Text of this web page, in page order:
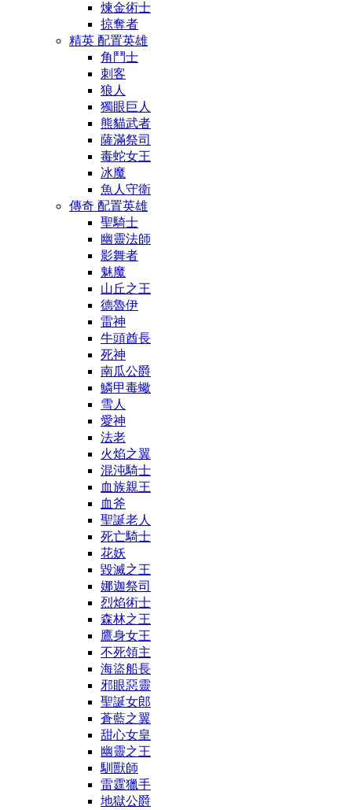
煉金術士
掠奪者
精英 配置英雄
角鬥士
刺客
狼人
獨眼巨人
熊貓武者
薩滿祭司
毒蛇女王
冰魔
魚人守衛
傳奇 配置英雄
聖騎士
幽靈法師
影舞者
魅魔
山丘之王
德魯伊
雷神
牛頭酋長
死神
南瓜公爵
鱗甲毒蠍
雪人
愛神
法老
火焰之翼
混沌騎士
血族親王
血斧
聖誕老人
死亡騎士
花妖
毀滅之王
娜迦祭司
烈焰術士
森林之王
鷹身女王
不死領主
海盜船長
邪眼惡靈
聖誕女郎
蒼藍之翼
甜心女皇
幽靈之王
馴獸師
雷霆獵手
地獄公爵